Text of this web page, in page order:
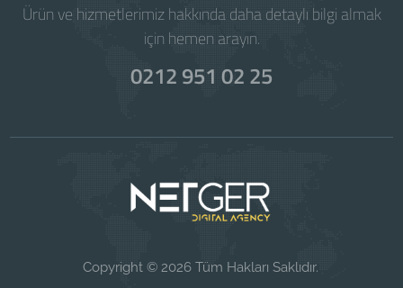
Ürün ve hizmetlerimiz hakkında daha detaylı bilgi almak
için hemen arayın.
0212 951 02 25
Copyright © 2026 Tüm Hakları Saklıdır.